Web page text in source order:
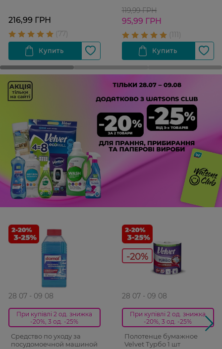
216,99 ГРН
119,99 ГРН
95,99 ГРН
28 07 - 09 08
При купівлі 2 од. знижка
-20%, 3 од. -25%
Средство по уходу за
посудомоечной машиной
-20%
28 07 - 09 08
При купівлі 2 од. знижка
-20%, 3 од. -25%
Полотенце бумажное
Velvet Турбо 1 шт